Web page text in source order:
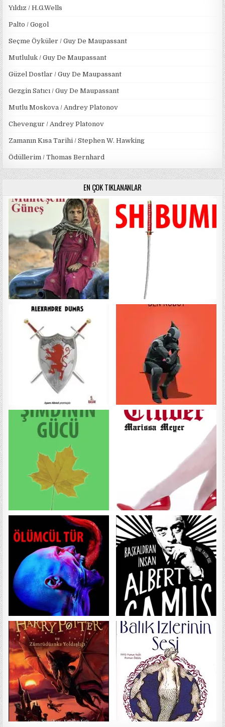
Yıldız / H.G.Wells
Palto / Gogol
Seçme Öyküler / Guy De Maupassant
Mutluluk / Guy De Maupassant
Güzel Dostlar / Guy De Maupassant
Gezgin Satıcı / Guy De Maupassant
Mutlu Moskova / Andrey Platonov
Chevengur / Andrey Platonov
Zamanın Kısa Tarihi / Stephen W. Hawking
Ödüllerim / Thomas Bernhard
EN ÇOK TIKLANANLAR